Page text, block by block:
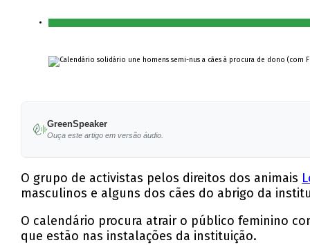
GreenSpeaker
Ouça este artigo em versão áudio.
O grupo de activistas pelos direitos dos animais
masculinos e alguns dos cães do abrigo da
O calendário procura atrair o público feminino
que estão nas instalações da instituição.